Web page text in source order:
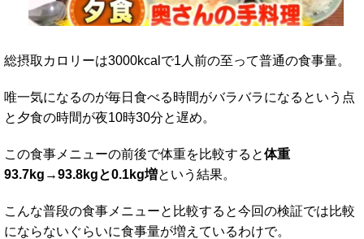
総摂取カロリーは3000kcalで1人前の至って普通の食事量。
唯一気になるのが毎日食べる時間がバラバラになるという点
と夕食の時間が夜10時30分と遅め。
この食事メニューの前後で体重を比較すると体重
93.7kg→93.8kgと0.1kg増という結果。
こんな普段の食事メニューと比較すると今回の検証では比較
にならないぐらいに食事量が増えているわけで。